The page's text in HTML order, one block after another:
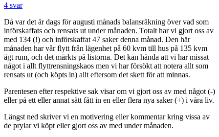
4 svar
Då var det är dags för augusti månads balansräkning över vad som
införskaffats och rensats ut under månaden. Totalt har vi gjort oss av
med 134 (!) och införskaffat 47 saker denna månad. Den här
månaden har vår flytt från lägenhet på 60 kvm till hus på 135 kvm
ägt rum, och det märkts på listorna. Det kan hända att vi har missat
något i allt flyttrensningskaos men vi har försökt att notera allt som
rensats ut (och köpts in) allt eftersom det skett för att minnas.
Parentesen efter respektive sak visar om vi gjort oss av med något (-)
eller på ett eller annat sätt fått in en eller flera nya saker (+) i våra liv.
Längst ned skriver vi en motivering eller kommentar kring vissa av
de prylar vi köpt eller gjort oss av med under månaden.